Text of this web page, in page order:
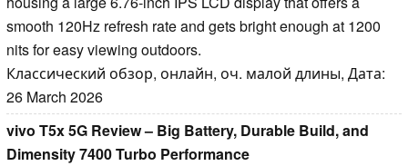
smooth 120Hz refresh rate and gets bright enough at 1200
nits for easy viewing outdoors.
Классический обзор, онлайн, оч. малой длины, Дата:
26 March 2026
vivo T5x 5G Review – Big Battery, Durable Build, and
Dimensity 7400 Turbo Performance